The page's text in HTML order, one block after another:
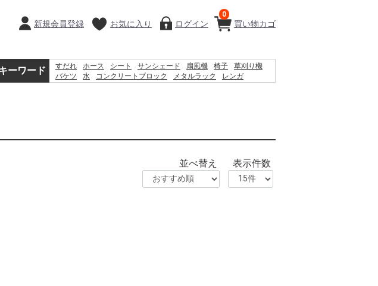
買い物カゴ
0
新規会員登録 お気に入り ログイン
ーワード すだれ ホース シート サンシェード 扇風機 椅子
草刈り機
バケツ
水 コンクリートブロック メタルラック
レンガ
並べ替え 表示件数